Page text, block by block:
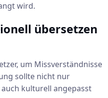
wird.
übersetzen
um Missverständnisse
sollte nicht nur
kulturell angepasst